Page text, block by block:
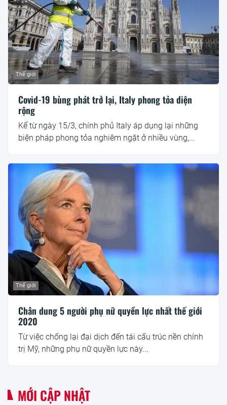
Thế giới
Covid-19 bùng phát trở lại, Italy phong tỏa diện
rộng
Kể từ ngày 15/3, chính phủ Italy áp dụng lại những
biện pháp phong tỏa nghiêm ngặt ở nhiều vùng,...
Thế giới
Chân dung 5 người phụ nữ quyền lực nhất thế giới
2020
Từ việc chống lại đại dịch đến tái cấu trúc nền chính
trị Mỹ, những phụ nữ quyền lực này...
MỚI CẬP NHẬT